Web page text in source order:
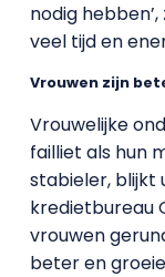
nodig
veel tijd en
Vrouwen zijn
Vrouwelijke
failliet als hun
stabieler, blijkt
kredietbureau
vrouwen
beter en